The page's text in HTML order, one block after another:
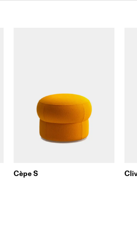
Cèpe S